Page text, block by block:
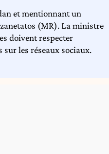
et mentionnant un
(MR). La ministre
doivent respecter
les réseaux sociaux.